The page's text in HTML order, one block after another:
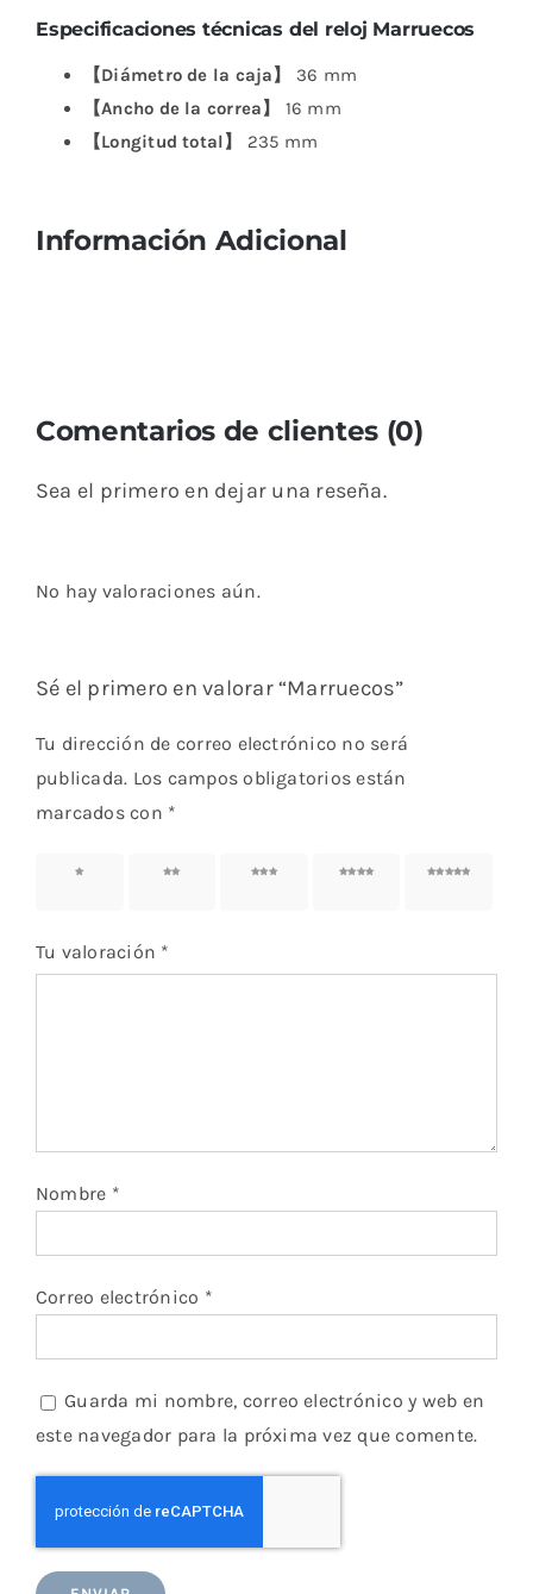
Especificaciones técnicas del reloj Marruecos
【Diámetro de la caja】
36 mm
【Ancho de la correa】
16 mm
【Longitud total】
235 mm
Información Adicional
Comentarios de clientes (0)
Sea el primero en dejar una reseña.
No hay valoraciones aún.
Sé el primero en valorar “Marruecos”
Tu dirección de correo electrónico no será
publicada. Los campos obligatorios están
marcados con *
1 de 5
2 de 5
3 de 5
4 de 5
5 de 5
Tu valoración *
Nombre *
Correo electrónico *
Guarda mi nombre, correo electrónico y web en
este navegador para la próxima vez que comente.